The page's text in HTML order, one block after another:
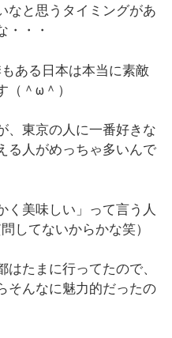
なと思うタイミングがあ
・・・
ある日本は本当に素敵
＾ω＾）
、東京の人に一番好きな
る人がめっちゃ多いんで
く美味しい」って言う人
してないからかな笑）
たまに行ってたので、
そんなに魅力的だったの